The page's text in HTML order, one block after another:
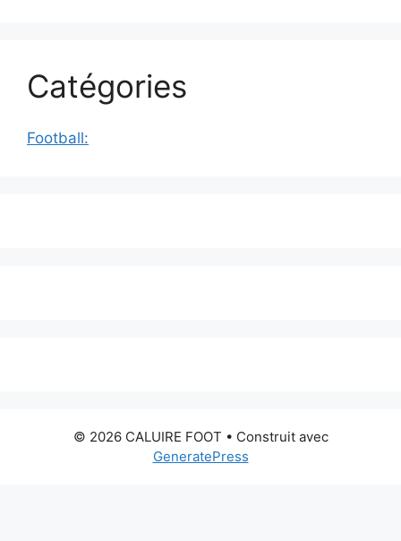
Catégories
Football:
© 2026 CALUIRE FOOT • Construit avec
GeneratePress